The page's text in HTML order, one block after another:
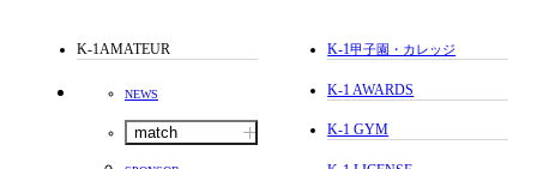
K-1AMATEUR
NEWS
match
K-1甲子園・カレッジ
K-1 AWARDS
K-1 GYM